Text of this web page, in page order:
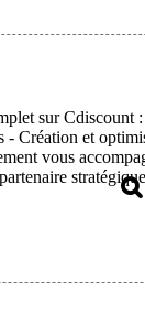
sur Cdiscount
Création et
vous